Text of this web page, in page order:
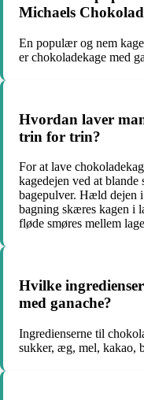
Michaels
En populær og nem
er chokoladekage med
Hvordan laver
trin for trin?
For at lave
kagedejen ved at
bagepulver. Hæld dejen
bagning skæres kagen i
fløde smøres mellem
Hvilke
med ganache?
Ingredienserne til
sukker, æg, mel, kakao,